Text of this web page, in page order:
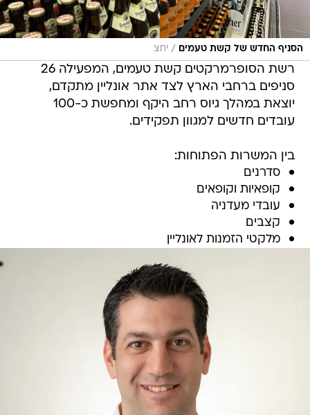
הסניף החדש של קשת טעמים / יחצ
רשת הסופרמרקטים קשת טעמים, המפעילה 26
סניפים ברחבי הארץ לצד אתר אונליין מתקדם,
יוצאת במהלך גיוס רחב היקף ומחפשת כ-100
עובדים חדשים למגוון תפקידים.
בין המשרות הפתוחות:
סדרנים
קופאיות וקופאים
עובדי מעדניה
קצבים
מלקטי הזמנות לאונליין